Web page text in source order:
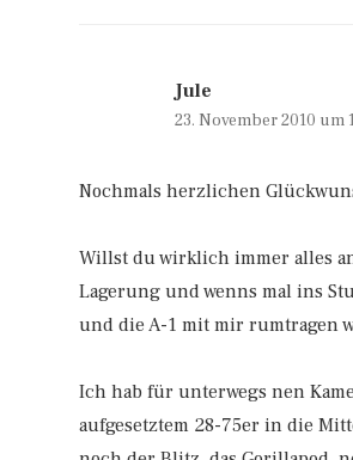
Jule
23. November 2010 um
Nochmals herzlichen
Willst du wirklich immer alles
Lagerung und wenns mal ins
und die A-1 mit mir rumtragen
Ich hab für unterwegs nen
aufgesetztem 28-75er in die